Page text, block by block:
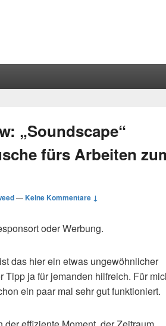
„Soundscape“
fürs Arbeiten
—Keine Kommentare ↓
oder Werbung.
das hier ein etwas ungewöhnlicher
Tipp ja für jemanden hilfreich. Für
ein paar mal sehr gut funktioniert.